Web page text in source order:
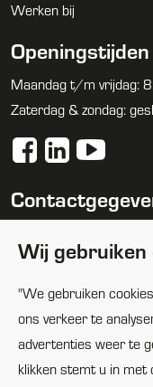
Werken bij
Openingstijden
Maandag t/m vrijdag:
Zaterdag & zondag:
Wij gebruiken
"We gebruiken
ons verkeer te
advertenties weer te
klikken stemt u in met